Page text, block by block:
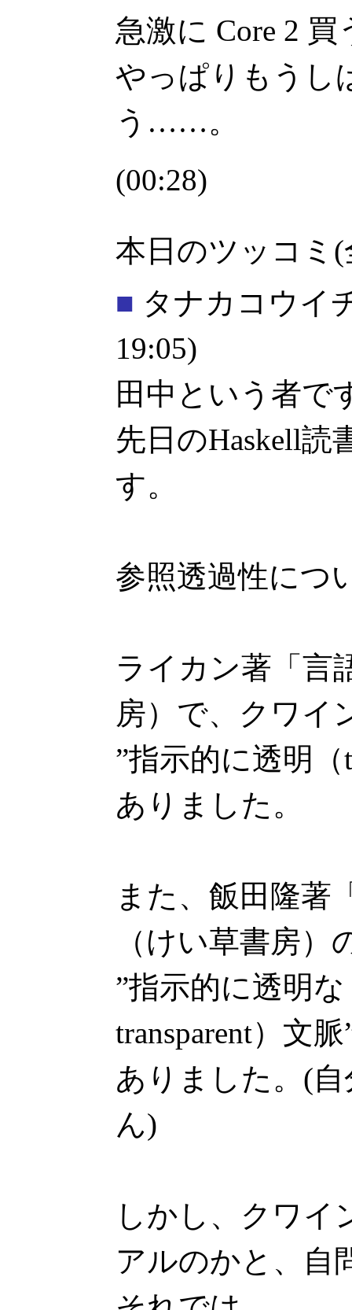
急激に Core 2
やっぱりもうし
う……。
(00:28)
本日のツッコミ(
■ タナカコウイ
19:05)
田中という者で
先日のHaskell読
す。
参照透過性につ
ライカン著「言
房）で、クワイ
”指示的に透明（
ありました。
また、飯田隆著
（けい草書房）
”指示的に透明
transparent）文
ありました。(
ん)
しかし、クワイ
アルのかと、自